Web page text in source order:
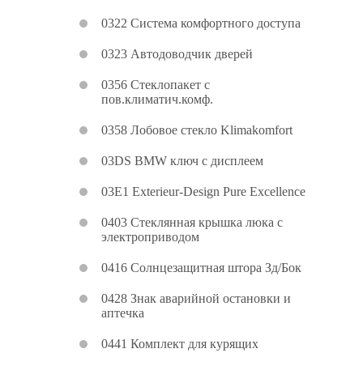
0322 Система комфортного доступа
0323 Автодоводчик дверей
0356 Стеклопакет с
пов.климатич.комф.
0358 Лобовое стекло Klimakomfort
03DS BMW ключ с дисплеем
03E1 Exterieur-Design Pure Excellence
0403 Стеклянная крышка люка с
электроприводом
0416 Солнцезащитная штора Зд/Бок
0428 Знак аварийной остановки и
аптечка
0441 Комплект для курящих